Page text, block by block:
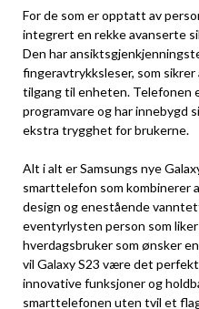
For de som er opptatt av
integrert en rekke avanserte
Den har
fingeravtrykksleser, som
tilgang til enheten. Telefonen
programvare og har innebygd
ekstra trygghet for brukerne.
Alt i alt er Samsungs nye
smarttelefon som kombinerer
design og enestående
eventyrlysten person som
hverdagsbruker som ønsker
vil Galaxy S23 være det
innovative funksjoner og
smarttelefonen uten tvil et